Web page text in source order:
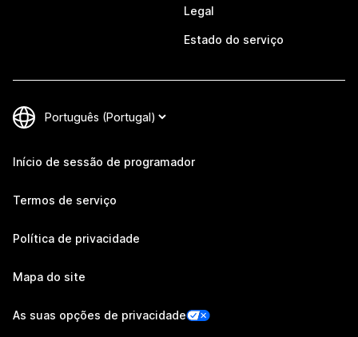
Legal
Estado do serviço
Início de sessão de programador
Termos de serviço
Política de privacidade
Mapa do site
As suas opções de privacidade